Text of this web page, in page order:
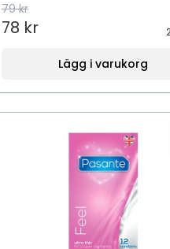
79 kr
78 kr
Lägg i varukorg